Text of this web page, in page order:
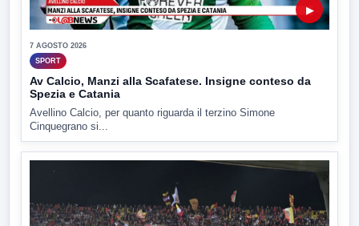
▶
7 AGOSTO 2026
SPORT
Av Calcio, Manzi alla Scafatese. Insigne conteso da
Spezia e Catania
Avellino Calcio, per quanto riguarda il terzino Simone
Cinquegrano si...